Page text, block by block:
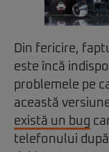
Din fericire,
este încă
problemele pe
această
există un bug
telefonului